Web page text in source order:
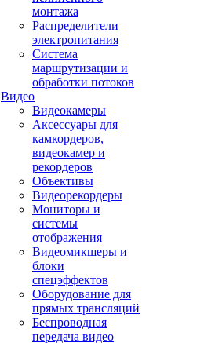
монтажа
Распределители
электропитания
Система
маршрутизации и
обработки потоков
Видео
Видеокамеры
Аксессуары для
камкордеров,
видеокамер и
рекордеров
Объективы
Видеорекордеры
Мониторы и
системы
отображения
Видеомикшеры и
блоки
спецэффектов
Оборудование для
прямых трансляций
Беспроводная
передача видео